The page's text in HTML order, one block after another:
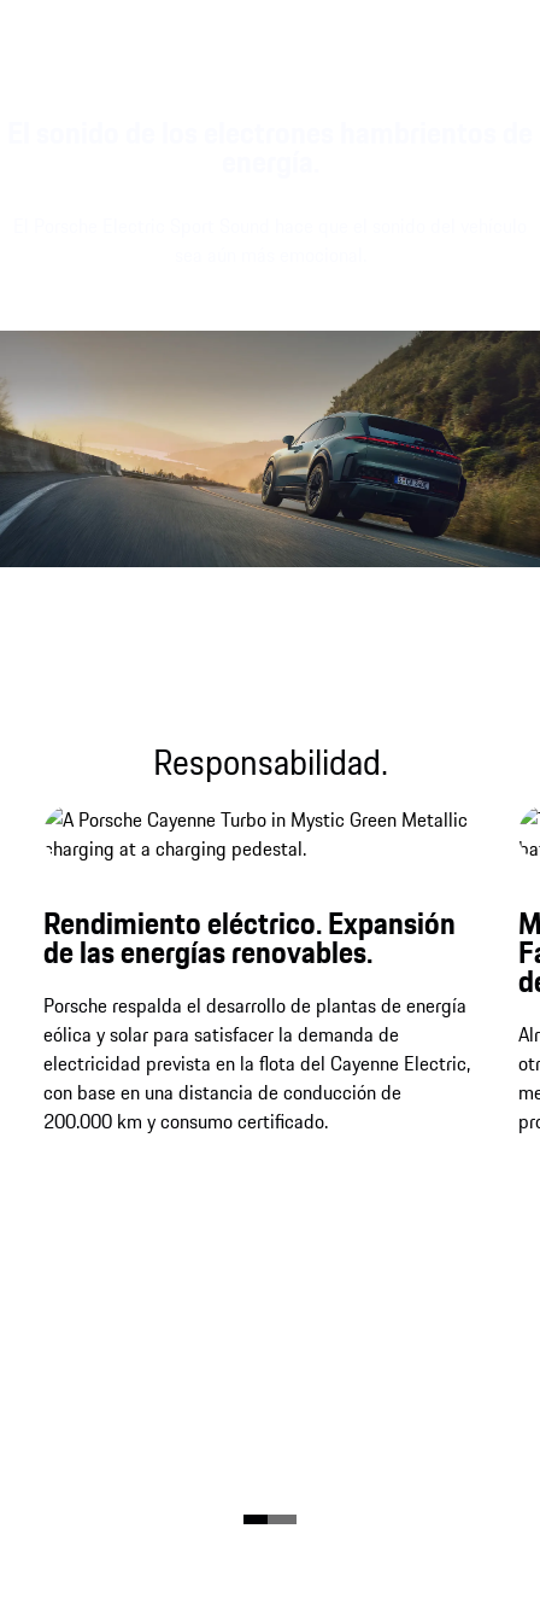
Responsabilidad.
Rendimiento eléctrico. Expansión
de las energías renovables.
Porsche respalda el desarrollo de plantas de energía
eólica y solar para satisfacer la demanda de
electricidad prevista en la flota del Cayenne Electric,
con base en una distancia de conducción de
200.000 km y consumo certificado.